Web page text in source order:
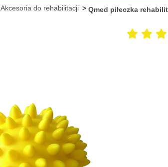
Akcesoria do rehabilitacji Qmed piłeczka